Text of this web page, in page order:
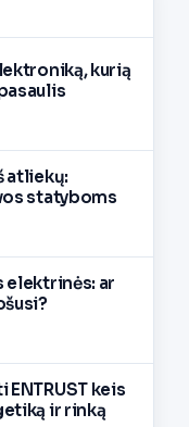
kurią
atliekų:
statyboms
elektrinės: ar
ENTRUST keis
ir rinką